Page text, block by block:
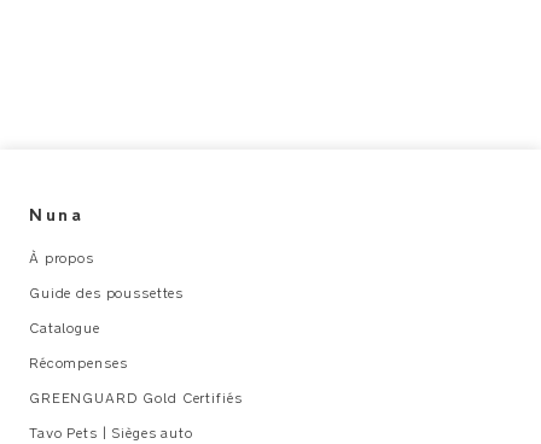
Nuna
À propos
Guide des poussettes
Catalogue
Récompenses
GREENGUARD Gold Certifiés
Tavo Pets | Sièges auto